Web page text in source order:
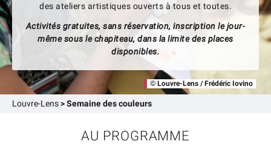
des ateliers artistiques ouverts à tous et toutes.
Activités gratuites, sans réservation, inscription le jour-
même sous le chapiteau, dans la limite des places
disponibles.
© Louvre-Lens / Frédéric Iovino
Louvre-Lens>Semaine des couleurs
AU PROGRAMME